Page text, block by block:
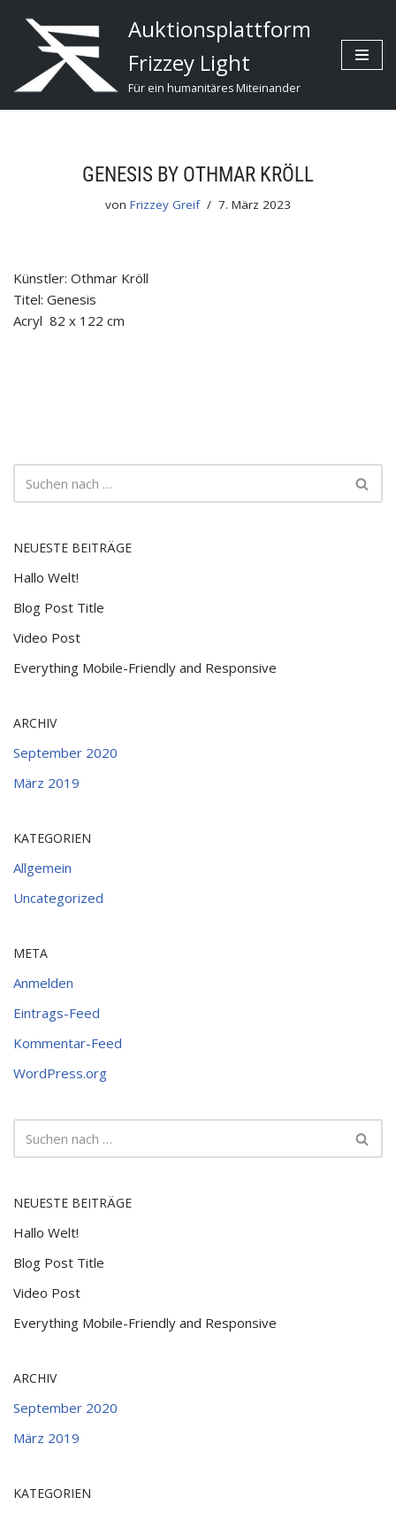
Zum
Inhalt
Auktionsplattform
Frizzey Light
Für ein humanitäres Miteinander
GENESIS BY OTHMAR KRÖLL
von Frizzey Greif 7. März 2023
Künstler: Othmar Kröll
Titel: Genesis
Acryl 82 x 122 cm
NEUESTE BEITRÄGE
Hallo Welt!
Blog Post Title
Video Post
Everything Mobile-Friendly and Responsive
ARCHIV
September 2020
März 2019
KATEGORIEN
Allgemein
Uncategorized
META
Anmelden
Eintrags-Feed
Kommentar-Feed
WordPress.org
NEUESTE BEITRÄGE
Hallo Welt!
Blog Post Title
Video Post
Everything Mobile-Friendly and Responsive
ARCHIV
September 2020
März 2019
KATEGORIEN